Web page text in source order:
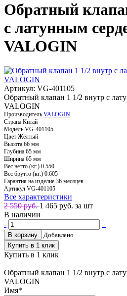
Обратный
с латунным
VALOGIN
Артикул: VG-401105
Обратный клапан 1 1/2 внутр с
VALOGIN
Производитель VALOGIN
Страна Китай
Модель VG-401105
Цвет Жёлтый
Высота 66 мм
Глубина 65 мм
Ширина 65 мм
Вес нетто (кг.) 0.550
Вес брутто (кг.) 0.605
Гарантия на изделие 36 месяцев
Артикул VG-401105
Все характеристики
2 550 руб.1 465 руб. за шт
В наличии
-
+
В корзину
Добавлено
Купить в 1 клик
Купить в 1 клик
Обратный клапан 1 1/2 внутр с
VALOGIN
Имя*